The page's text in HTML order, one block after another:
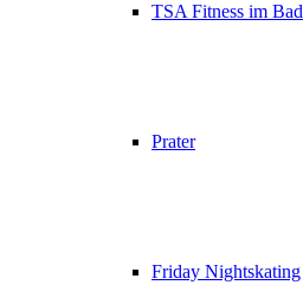
TSA Fitness im Bad
Prater
Friday Nightskating